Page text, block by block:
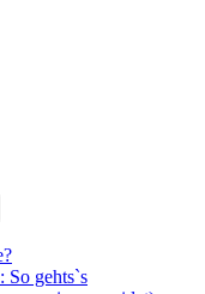
So gehts`s